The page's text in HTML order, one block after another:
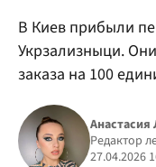
Политика
В Киев прибыли
Укрзализныци.
заказа на 100
Анастасия
Редактор
27.04.2026